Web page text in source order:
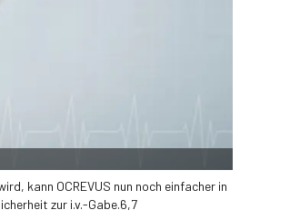
kann OCREVUS nun noch einfacher in
zur i.v.-Gabe.6,7